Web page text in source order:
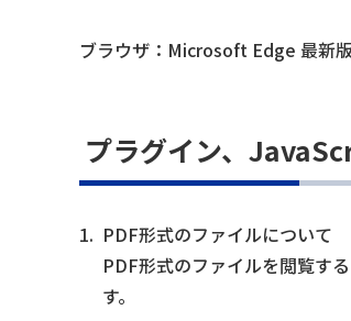
ブラウザ：Microsoft Edge 最新
プラグイン、
1. PDF形式のファイルについて
PDF形式のファイルを閲覧す
す。